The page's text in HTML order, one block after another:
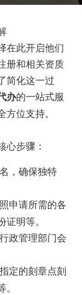
在此开启他们
册和相关资质
简化这一过
办的一站式服
位支持。
心步骤：
，确保独特
申请所需的各
明等。
政管理部门会
定的刻章点刻